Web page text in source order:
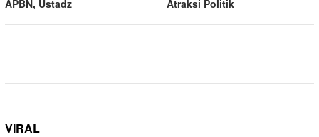
APBN, Ustadz
Atraksi Politik
VIRAL